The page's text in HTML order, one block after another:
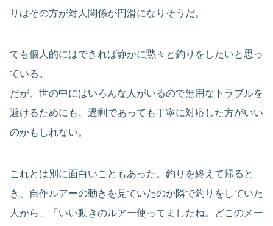
りはその方が対人関係が円滑になりそうだ。
でも個人的にはできれば静かに黙々と釣りをしたいと思っ
ている。
だが、世の中にはいろんな人がいるので無用なトラブルを
避けるためにも、過剰であっても丁寧に対応した方がいい
のかもしれない。
これとは別に面白いこともあった。釣りを終えて帰ると
き、自作ルアーの動きを見ていたのか隣で釣りをしていた
人から、「いい動きのルアー使ってましたね。どこのメー